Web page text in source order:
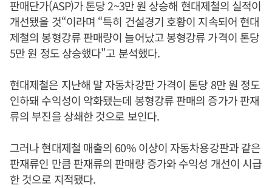
판매단가(ASP)가 톤당 2~3만 원 상승해 현대제철의 실적이
개선됐을 것“이라며 “특히 건설경기 호황이 지속되어 현대
제철의 봉형강류 판매량이 늘어났고 봉형강류 가격이 톤당
5만 원 정도 상승했다"고 분석했다.
현대제철은 지난해 말 자동차강판 가격이 톤당 8만 원 정도
인하돼 수익성이 악화됐는데 봉형강류 판매의 증가가 판재
류의 부진을 상쇄한 것으로 보인다.
그러나 현대제철 매출의 60% 이상이 자동차용강판과 같은
판재류인 만큼 판재류의 판매량 증가와 수익성 개선이 시급
한 것으로 지적됐다.